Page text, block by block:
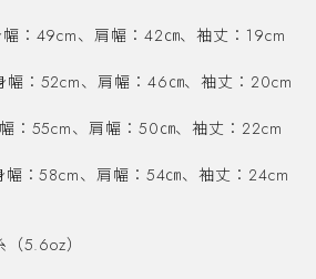
幅：49cm、肩幅：42㎝、袖丈：19cm
幅：52cm、肩幅：46㎝、袖丈：20cm
：55cm、肩幅：50㎝、袖丈：22cm
幅：58cm、肩幅：54㎝、袖丈：24cm
5.6oz）